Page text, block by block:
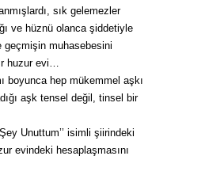
sık gelemezler
ve hüznü olanca şiddetiyle
geçmişin muhasebesini
huzur evi…
boyunca hep mükemmel aşkı
aşk tensel değil, tinsel bir
Unuttum’’ isimli şiirindeki
evindeki hesaplaşmasını